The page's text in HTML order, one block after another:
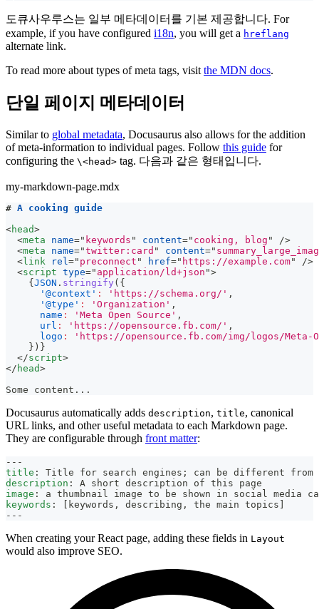
도큐사우루스는 일부 메타데이터를 기본 제공합니다. For
example, if you have configured i18n, you will get a hreflang
alternate link.
To read more about types of meta tags, visit the MDN docs.
단일 페이지 메타데이터
Similar to global metadata, Docusaurus also allows for the addition
of meta-information to individual pages. Follow this guide for
configuring the \<head> tag. 다음과 같은 형태입니다.
my-markdown-page.mdx
# A cooking guide
<head>
<meta name=" keywords " content=" cooking, blog "
/>
<meta name="twitter:card " content="
<link rel =" preconnect " href=" https://example.com"
/>
<script type=" application/ld+json ">
{JSON . stringify ( {
'@context' : 'https://schema.org/' ,
'@type' : 'Organization' ,
name : 'Meta Open Source' ,
url : 'https://opensource.fb.com/' ,
logo :
'https://opensource.fb.com/img/logos/Meta-
} ) }
</script>
</ head>
Some content...
Docusaurus automatically adds description, title, canonical
URL links, and other useful metadata to each Markdown page.
They are configurable through front matter:
---
title :
Title for search engines; can be different from
description :
A short description of this page
image :
a thumbnail image to be shown in social media
keywords : [ keywords , describing , the main topics ]
---
When creating your React page, adding these fields in Layout
would also improve SEO.